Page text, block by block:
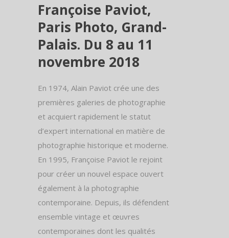
Françoise Paviot,
Paris Photo, Grand-
Palais. Du 8 au 11
novembre 2018
En 1974, Alain Paviot crée une des
premières galeries de photographie
et acquiert rapidement le statut
d’expert international en matière de
photographie historique et moderne.
En 1995, Françoise Paviot le rejoint
pour créer un nouvel espace ouvert
également à la photographie
contemporaine. Depuis, ils défendent
ensemble vintage et œuvres
contemporaines dont les qualités